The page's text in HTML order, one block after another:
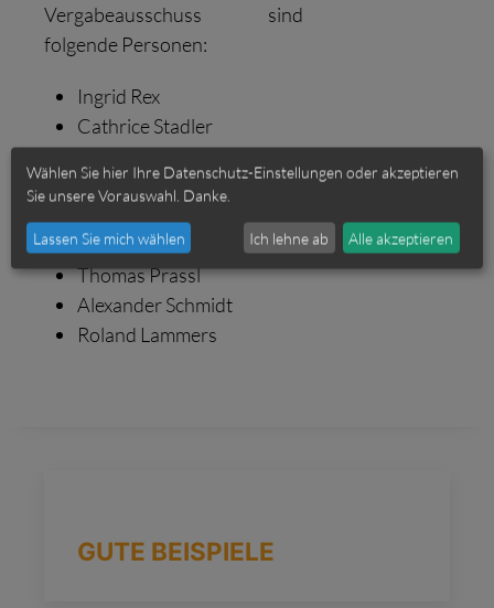
Vergabeausschuss sind
folgende Personen:
Ingrid Rex
Cathrice Stadler
Prof. Wolfgang Schareck
Bruder Lukas Boving
Thomas Raab
Thomas Prassl
Alexander Schmidt
Roland Lammers
GUTE BEISPIELE
Wählen Sie hier Ihre Datenschutz-Einstellungen oder akzeptieren
Sie unsere Vorauswahl. Danke.
Lassen Sie mich wählen Ich lehne ab Alle akzeptieren